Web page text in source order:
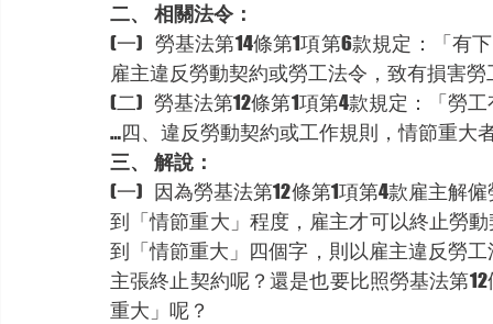
二、	相關法令：
(一)	勞基法第14條第1項第6款規定：「有下列情形之一者，勞工得不經預告終止契約：…六、
雇主違反勞動契約或勞工法令，致有損害
(二)	勞基法第12條第1項第4款規定：「勞工有左列情形之一者，雇主得不經預告終止契約：：
…四、違反勞動契約或工作規則，情節重大
三、	解說：
(一)	因為勞基法第12條第1項第4款雇主解僱勞工的規定，必須勞工違反勞動契約或工作規則達
到「情節重大」程度，雇主才可以終止勞
到「情節重大」四個字，則以雇主違反勞
主張終止契約呢？還是也要比照勞基法第
重大」呢？